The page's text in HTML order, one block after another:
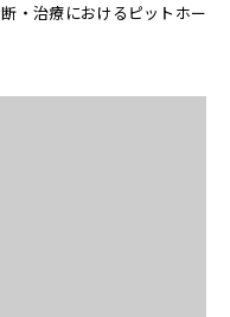
・治療におけるピットホー